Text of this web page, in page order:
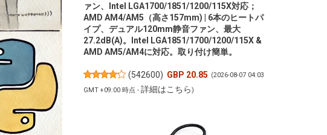
ァン、Intel LGA1700/1851/1200/115X対応；
AMD AM4/AM5（高さ157mm) | 6本のヒートパ
イプ、デュアル120mm静音ファン、最大
27.2dB(A)。Intel LGA1851/1700/1200/115X &
AMD AM5/AM4に対応。取り付け簡単。
(542600) GBP 20.85 (2026-08-07 04:03
GMT +09:00 時点 -詳細はこちら)